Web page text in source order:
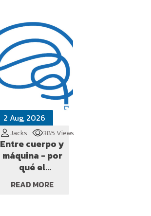
2 Aug, 2026
Jackson Cionek 385 Views
Entre cuerpo y
máquina - por
qué el
concierto en
vivo todavía
READ MORE